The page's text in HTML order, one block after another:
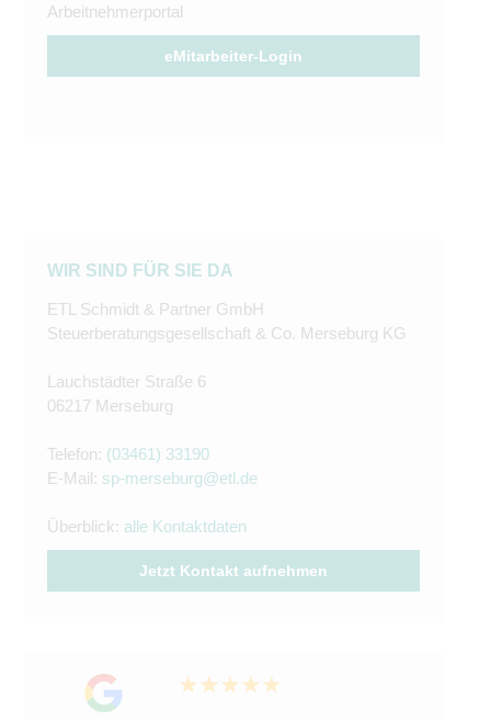
Arbeitnehmerportal
eMitarbeiter-Login
WIR SIND FÜR SIE DA
ETL Schmidt & Partner GmbH
Steuerberatungsgesellschaft & Co. Merseburg KG
Lauchstädter Straße 6
06217 Merseburg
Telefon: (03461) 33190
E-Mail: sp-merseburg@etl.de
Überblick: alle Kontaktdaten
Jetzt Kontakt aufnehmen